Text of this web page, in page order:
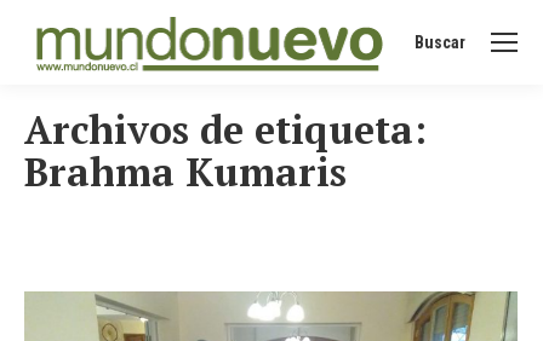
Buscar:
Buscar
Archivos de etiqueta:
Brahma Kumaris